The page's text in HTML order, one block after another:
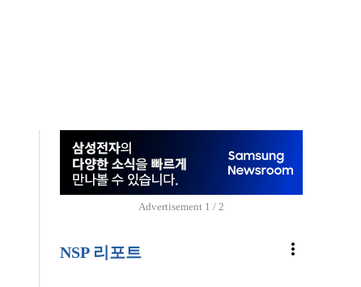
Advertisement 1 / 2
NSP 리포트 more_vert